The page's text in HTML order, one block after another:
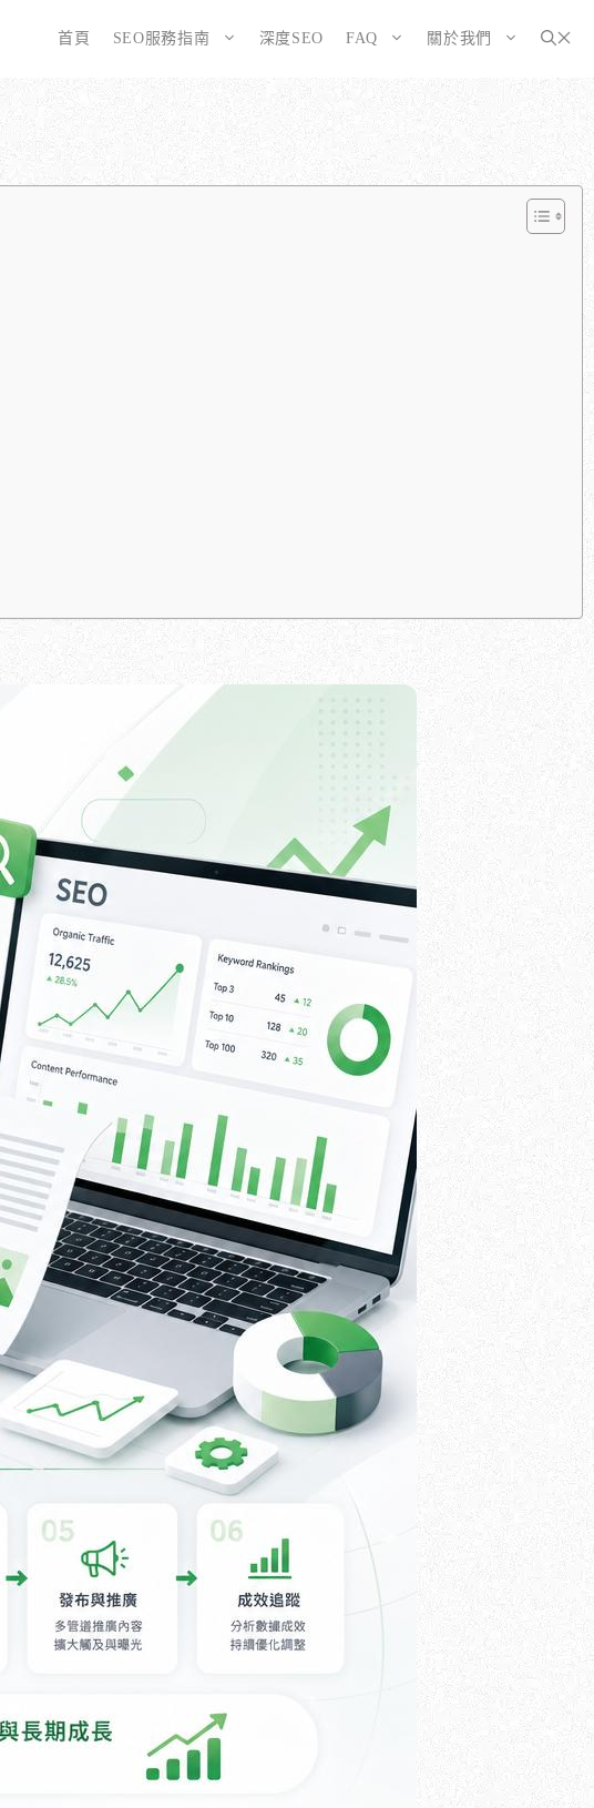
首頁 SEO服務指南
為SEO而生的網站
選擇CMS或客製化網站：為您的打造完美SEO網站
深度SEO FAQ
大奧資訊的網站架設服務包含哪些項目？
如何確保網站符合 SEO 標準？
關於我們